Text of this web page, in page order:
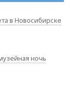
в Новосибирске
ночь